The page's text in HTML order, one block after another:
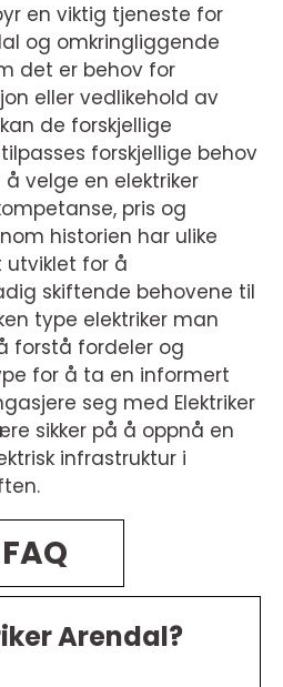
en viktig tjeneste for
og omkringliggende
det er behov for
eller vedlikehold av
de forskjellige
forskjellige behov
velge en elektriker
pris og
historien har ulike
utviklet for å
skiftende behovene til
type elektriker man
forstå fordeler og
for å ta en informert
seg med Elektriker
sikker på å oppnå en
infrastruktur i
FAQ
Arendal?